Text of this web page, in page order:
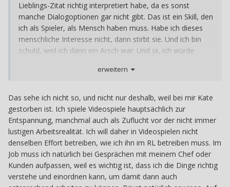
Lieblings-Zitat richtig interpretiert habe, da es sonst
manche Dialogoptionen gar nicht gibt. Das ist ein Skill, den
ich als Spieler, als Mensch haben muss. Habe ich dieses
menschliche Interesse nicht, dann stirbt sie. Und ich bin
schuld, weil ich dann ein Arsch war. Und ja, ich würde
nur ein Spiel, ich hatte keine Lust auf die Nebenquest”
eben wichtiger war, sich um seine Mainquest zu kümmern,
weil man lieber dem eigenen Interesse nachgehen wollte,
als 5 Minuten für ein Mädchen zu erübrigen, das leidet und
welches später aufgrund dieser 5 Minuten überleben
kann.
erweitern
Das sehe ich nicht so, und nicht nur deshalb, weil bei mir Kate
gestorben ist. Ich spiele Videospiele hauptsächlich zur
Entspannung, manchmal auch als Zuflucht vor der nicht immer
lustigen Arbeitsrealität. Ich will daher in Videospielen nicht
denselben Effort betreiben, wie ich ihn im RL betreiben muss. Im
Job muss ich natürlich bei Gesprächen mit meinem Chef oder
Kunden aufpassen, weil es wichtig ist, dass ich die Dinge richtig
verstehe und einordnen kann, um damit dann auch